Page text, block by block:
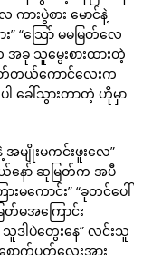
ားပွဲစား မောင်နဲ့
“သြော် မမမြတ်လေ
ခု သူမွေးစားထားတဲ့
ဟုတ်တယ်ကောင်လေးက
ခေါ်သွားတာတဲ့ ဟိုမှာ
မျိုးမကင်းဖူးလေ”
ယ်နော် ဆုမြတ်က အပီ
မကောင်း” “ခုတင်ပေါ်
ြတ်မအကြောင်း
သူဒါပဲတွေးနေ” လင်းသူ
ောက်ပတ်လေးအား